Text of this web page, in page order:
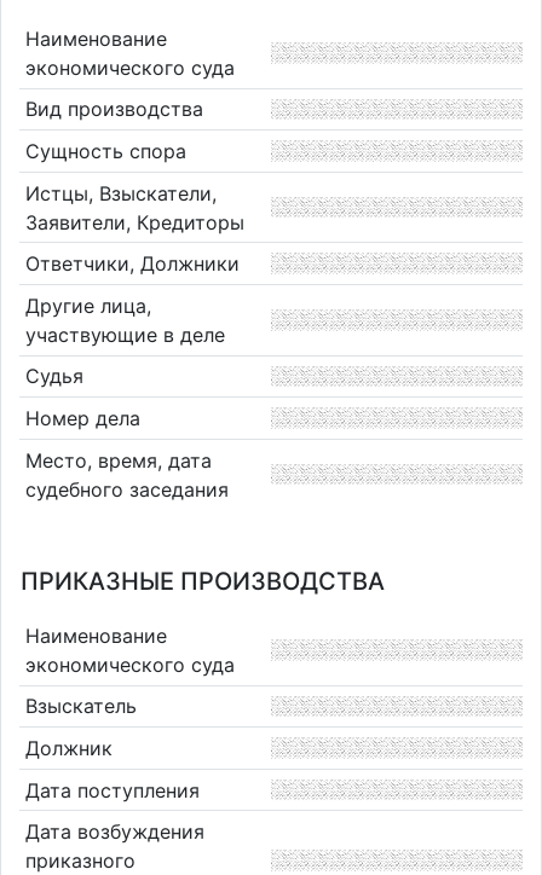
Наименование
экономического суда
Вид производства
Сущность спора
Истцы, Взыскатели,
Заявители, Кредиторы
Ответчики, Должники
Другие лица,
участвующие в деле
Судья
Номер дела
Место, время, дата
судебного заседания
ПРИКАЗНЫЕ ПРОИЗВОДСТВА
Наименование
экономического суда
Взыскатель
Должник
Дата поступления
Дата возбуждения
приказного